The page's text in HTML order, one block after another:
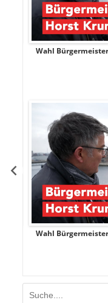
Wahl
Wahl
Suchen